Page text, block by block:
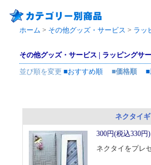
ホーム > その他グッズ・サービス > ラッ
その他グッズ・サービス | ラッピングサ
並び順を変更 ■おすすめ順 ■価格順 ■
ネクタイ
300円(税込330円)
ネクタイをプレ